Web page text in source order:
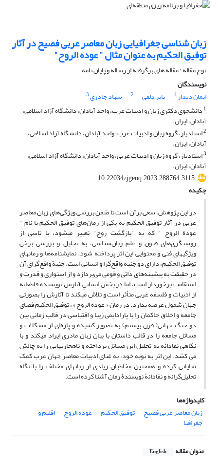
زبان شناسی جغرافیایی زبان معاصر عربی فصیح در آثار
توفیق الحکیم به عنوان مثال " عوده الروح"
نوع مقاله : مقاله های برگرفته از رساله و پایان نامه
نویسندگان
ایمان دیدار1 یابر دلفی 2 سهاد جادری3
1 دانشجوی دکتری زبان و ادبیات عرب، واحد آبادان، دانشگاه آزاد اسلامی،
آبادان، ایران.
2استادیار، گروه زبان و ادبیات عرب، واحد آبادان، دانشگاه آزاد اسلامی،
آبادان، ایران.
3استادیار، گروه زبان و ادبیات عربی، واحد آبادان، دانشگاه آزاد اسلامی،
آبادان، ایران.
10.22034/jgeoq.2023.288764.3115
چکیده
در این پژوهش، سعی برآن است تا ضمن بررسی ویژگی‌های زبان معاصر
عربی در آثار توفیق الحکیم به یکی از رمان‌های توفیق الحکیم با نام "
عودة الروح " که به "بازگشت روح" تعبیر میشود، با تاسی از
روشنگری‌های فنون و علم زبان‌شناسی، به تحلیل و بررسی برخی
ویژگیهای فنی و محتوایی این اثر پرداخته شود. نمایشنامه‌ها و رمانهای
توفیق الحکیم، دارای دو جنبه واقع‌گرا و انسانی است. جنبة واقع‌گرای آن
در حقیقت به پیشینه‌های ذاتی و قومی می‌پردازد و از استواری و قدرت و
استقامت برخوردار است، اما در بخش انسانیِ آثارش نویسنده قاطعانه
از ادبیات و فلسفه غربی متأثر است و تلاش میکند تا آثارش را بصورتی
جهان شمول عرضه بدارد. در رمان « عودة الروح » ، توفیق الحکیم فضای
جامعه و اخلاق حاکمان را با پارادایمی زیبا و اقتباسی در قالب زمانی بین
دو جنگ جهانی( قرن بیستم) به تصویر کشیده و پاره‌ای از مشکلات و
مسائل جامعه را در قالب داستان با بیان زبان مادری ایراد میکند و با
نگاهی نقادانه به تحلیل این مسائل پرداخته و ناهجاریهایی را به چالش
می کشد. این اثر به نوبه خود، به غنای ادبیات معاصر جهان عرب کمک
شایانی کرده و همچنین مخاطبان زیادی از زبانهای مختلف را با نگاه
تحلیل‌گرانه و نقادانۀ نویسندۀ رمان آشنا کرده است.
کلیدواژه‌ها
زبان معاصر عربی فصیح
توفیق الحکیم عوده الروح اقلیم و
جغرافیا
عنوان مقاله English